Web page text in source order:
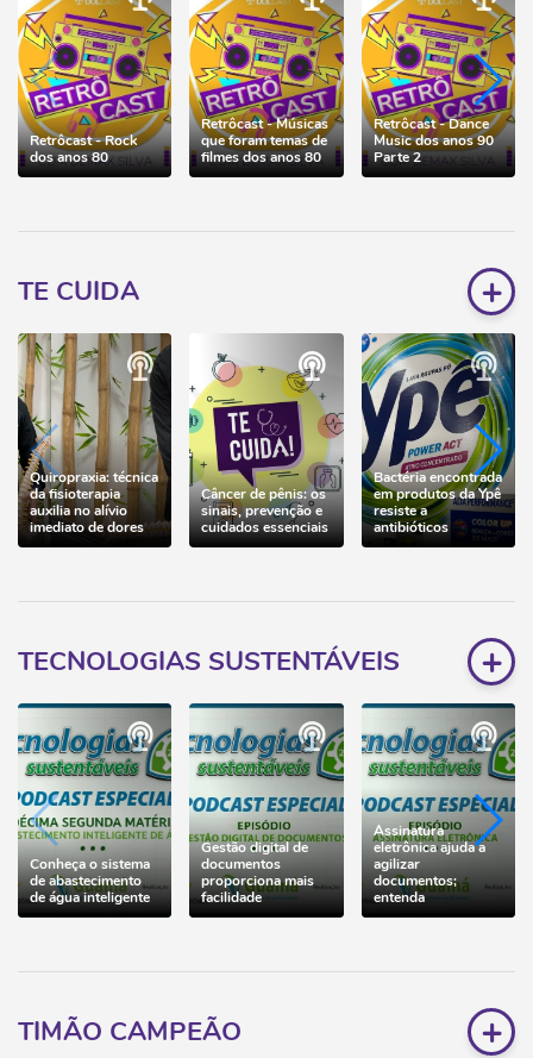
Retrôcast - Rock
dos anos 80
Retrôcast - Músicas
que foram temas de
filmes dos anos 80
Retrôcast - Dance
Music dos anos 90
Parte 2
TE CUIDA +
Quiropraxia: técnica
da fisioterapia
auxilia no alívio
imediato de dores
Câncer de pênis: os
sinais, prevenção e
cuidados essenciais
Bactéria encontrada
em produtos da Ypê
resiste a
antibióticos
TECNOLOGIAS SUSTENTÁVEIS +
Conheça o sistema
de abastecimento
de água inteligente
Gestão digital de
documentos
proporciona mais
facilidade
Assinatura
eletrônica ajuda a
agilizar
documentos;
entenda
TIMÃO CAMPEÃO +